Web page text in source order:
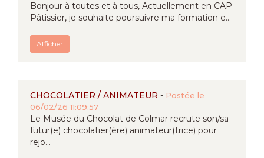
Bonjour à toutes et à tous, Actuellement en CAP
Pâtissier, je souhaite poursuivre ma formation e...
Afficher
CHOCOLATIER / ANIMATEUR - Postée le
06/02/26 11:09:57
Le Musée du Chocolat de Colmar recrute son/sa
futur(e) chocolatier(ère) animateur(trice) pour
rejo...